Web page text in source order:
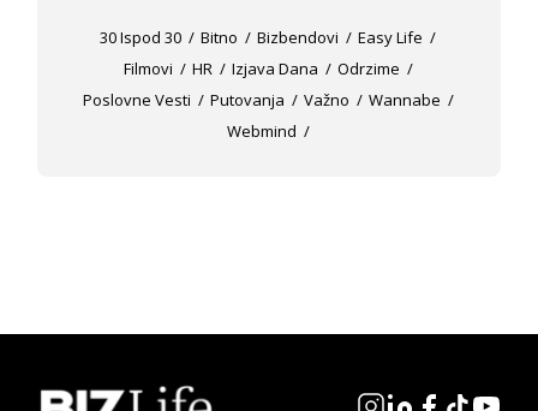
30 Ispod 30 Bitno Bizbendovi
Easy Life
Filmovi
HR Izjava Dana
Odrzime
Poslovne Vesti
Putovanja Važno
Wannabe
Webmind